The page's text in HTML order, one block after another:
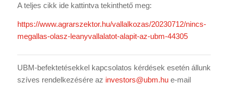
A teljes cikk ide kattintva tekinthető meg:
https://www.agrarszektor.hu/vallalkozas/20230712/nincs-
megallas-olasz-leanyvallalatot-alapit-az-ubm-44305
UBM-befektetésekkel kapcsolatos kérdések esetén állunk
szíves rendelkezésére az investors@ubm.hue-mail